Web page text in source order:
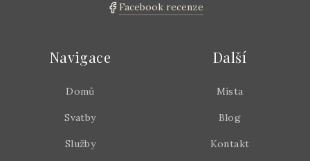
Facebook recenze
Navigace
Domů
Svatby
Služby
Další
Místa
Blog
Kontakt